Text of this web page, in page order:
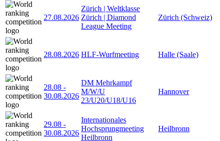
27.08.2026
Zürich | Weltklasse
Zürich | Diamond
League Meeting
Zürich (Schweiz)
28.08.2026 HLF-Wurfmeeting Halle (Saale)
28.08 -
30.08.2026
DM Mehrkampf
M/W/U
23/U20/U18/U16
Hannover
29.08 -
30.08.2026
Internationales
Hochsprungmeeting
Heilbronn
Heilbronn